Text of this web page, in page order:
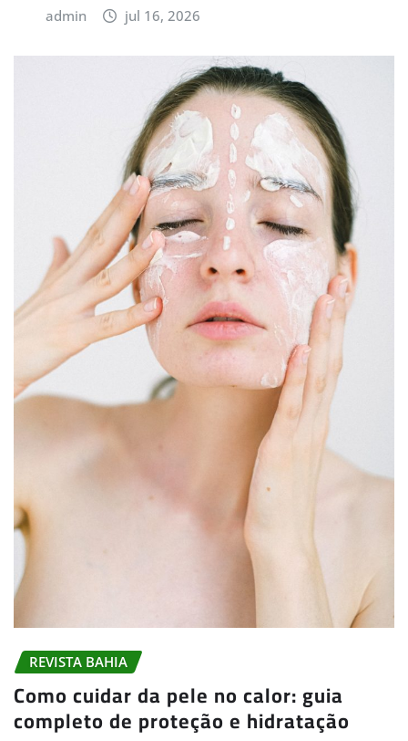
admin jul 16, 2026
REVISTA BAHIA
Como cuidar da pele no calor: guia
completo de proteção e hidratação